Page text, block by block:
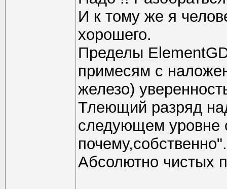
И к тому же я
хорошего.
Пределы
примесям с
железо)
Тлеющий разряд
следующем уровне
почему,собственно".
Абсолютно чистых